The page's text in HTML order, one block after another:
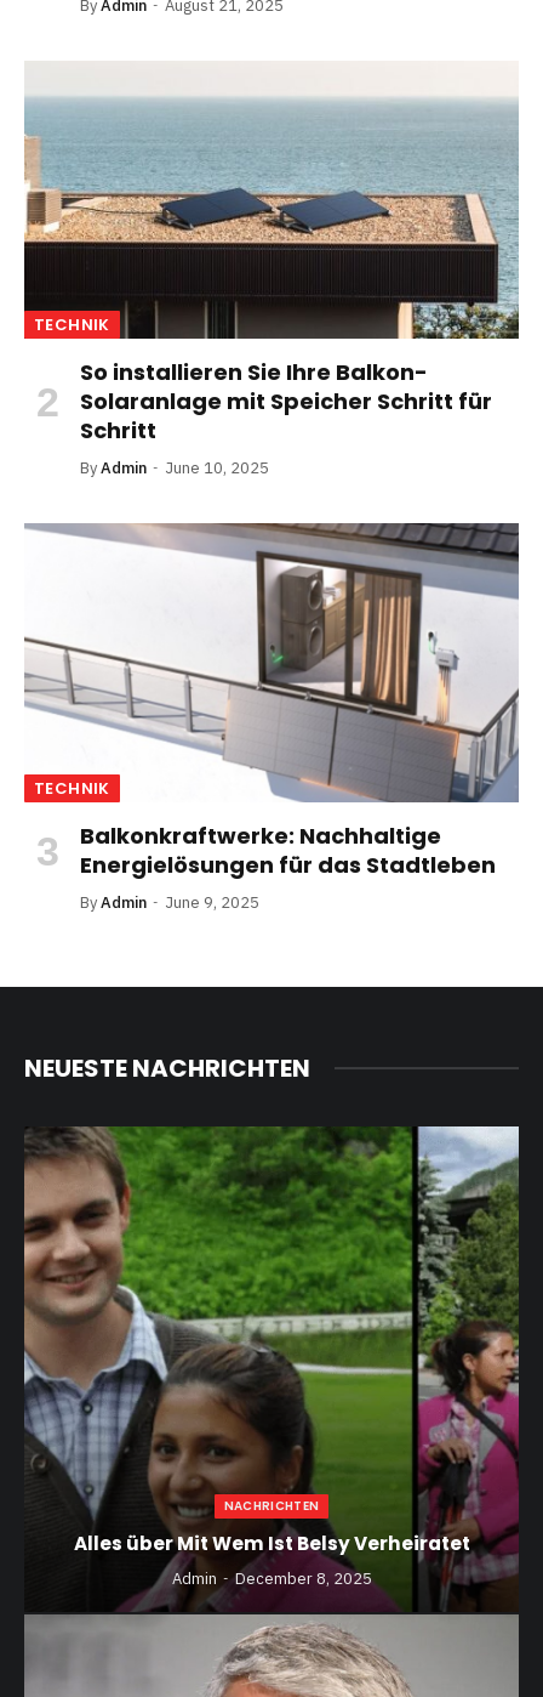
ByAdmin August 21, 2025
TECHNIK
So installieren Sie Ihre Balkon-
Solaranlage mit Speicher Schritt für
Schritt
ByAdmin June 10, 2025
TECHNIK
Balkonkraftwerke: Nachhaltige
Energielösungen für das Stadtleben
ByAdmin June 9, 2025
NEUESTE NACHRICHTEN
NACHRICHTEN
Alles über Mit Wem Ist Belsy Verheiratet
Admin December 8, 2025